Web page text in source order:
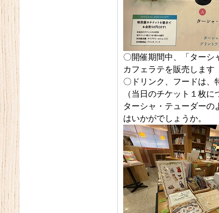
〇開催期間中、「ターシ
カフェラテを販売します
〇ドリンク、フードは、
（当日のチケット１枚
ターシャ・テューダーの
はいかがでしょうか。